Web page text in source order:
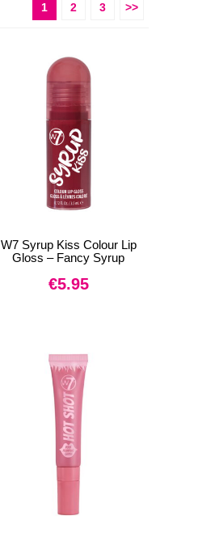
1 2 3 >>
W7 Syrup Kiss Colour Lip
Gloss – Fancy Syrup
€5.95